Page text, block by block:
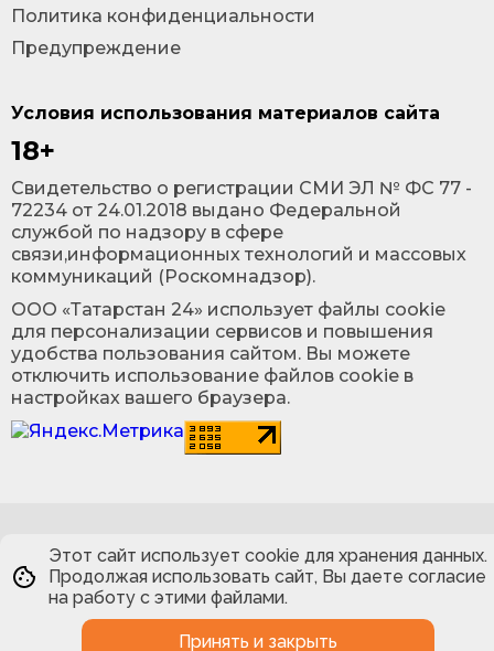
Условия использования материалов сайта
18+
Cвидетельство о регистрации СМИ ЭЛ № ФС 77 -
72234 от 24.01.2018 выдано Федеральной
службой по надзору в сфере
связи,информационных технологий и массовых
коммуникаций (Роскомнадзор).
ООО «Татарстан 24» использует файлы cookie
для персонализации сервисов и повышения
удобства пользования сайтом. Вы можете
отключить использование файлов cookie в
настройках вашего браузера.
Политика конфиденциальности
Предупреждение
Этот сайт использует cookie для хранения данных.
Продолжая использовать сайт, Вы даете согласие
на работу с этими файлами.
Принять и закрыть